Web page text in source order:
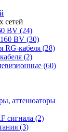
сетей
BV (24)
BV (30)
RG-кабеля (28)
(2)
(60)
аттенюаторы
сигнала (2)
(3)